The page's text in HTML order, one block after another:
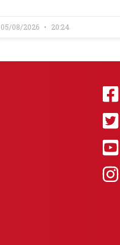
05/08/2026 20:24